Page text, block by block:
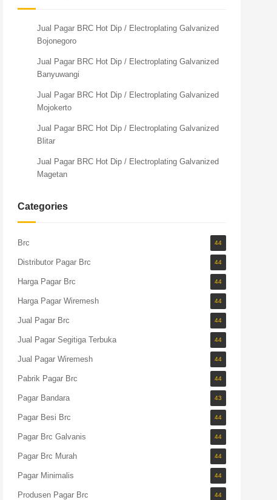
Jual Pagar BRC Hot Dip / Electroplating Galvanized
Bojonegoro
Jual Pagar BRC Hot Dip / Electroplating Galvanized
Banyuwangi
Jual Pagar BRC Hot Dip / Electroplating Galvanized
Mojokerto
Jual Pagar BRC Hot Dip / Electroplating Galvanized
Blitar
Jual Pagar BRC Hot Dip / Electroplating Galvanized
Magetan
Categories
Brc 44
Distributor Pagar Brc 44
Harga Pagar Brc 44
Harga Pagar Wiremesh 44
Jual Pagar Brc 44
Jual Pagar Segitiga Terbuka 44
Jual Pagar Wiremesh 44
Pabrik Pagar Brc 44
Pagar Bandara 43
Pagar Besi Brc 44
Pagar Brc Galvanis 44
Pagar Brc Murah 44
Pagar Minimalis 44
Produsen Pagar Brc 44